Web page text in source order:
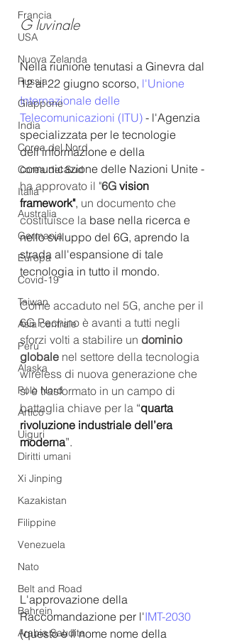
Francia
USA
Nuova Zelanda
Russia
Giappone
India
Corea del Nord
Corea del Sud
Italia
Australia
Germania
Europa
Covid-19
Taiwan
Asia centrale
Perù
Alaska
Polo Nord
Artico
Uiguri
Diritti umani
Xi Jinping
Kazakistan
Filippine
Venezuela
Nato
Belt and Road
Bahrein
Arabia Saudita
G Iuvinale
Nella riunione tenutasi a Ginevra dal
12 al 22 giugno scorso, l'Unione
Internazionale delle
Telecomunicazioni (ITU) - l'Agenzia
specializzata per le tecnologie
dell'informazione e della
comunicazione delle Nazioni Unite -
ha approvato il "6G vision
framework", un documento che
costituisce la base nella ricerca e
nello sviluppo del 6G, aprendo la
strada all'espansione di tale
tecnologia in tutto il mondo.
Come accaduto nel 5G, anche per il
6G Pechino è avanti a tutti negli
sforzi volti a stabilire un dominio
globale nel settore della tecnologia
wireless di nuova generazione che
si è trasformato in un campo di
battaglia chiave per la “quarta
rivoluzione industriale dell’era
moderna”.
L'approvazione della
Raccomandazione per l'IMT-2030
(questo è il nome nome della